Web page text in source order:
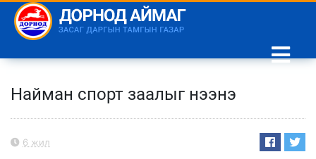
Найман спорт заалыг нээнэ
6 жил